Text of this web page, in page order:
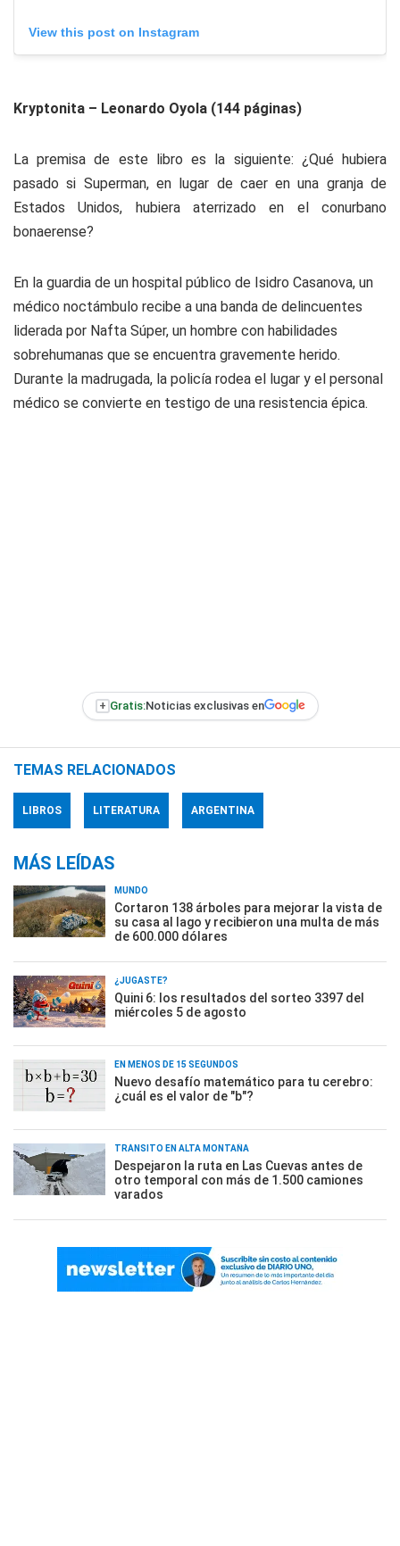
View this post on Instagram
Kryptonita – Leonardo Oyola (144 páginas)
La premisa de este libro es la siguiente: ¿Qué hubiera
pasado si Superman, en lugar de caer en una granja de
Estados Unidos, hubiera aterrizado en el conurbano
bonaerense?
En la guardia de un hospital público de Isidro Casanova, un
médico noctámbulo recibe a una banda de delincuentes
liderada por Nafta Súper, un hombre con habilidades
sobrehumanas que se encuentra gravemente herido.
Durante la madrugada, la policía rodea el lugar y el personal
médico se convierte en testigo de una resistencia épica.
+ Gratis:Noticias exclusivas en
TEMAS RELACIONADOS
LIBROS LITERATURA ARGENTINA
MÁS LEÍDAS
MUNDO
Cortaron 138 árboles para mejorar la vista de
su casa al lago y recibieron una multa de más
de 600.000 dólares
¿JUGASTE?
Quini 6: los resultados del sorteo 3397 del
miércoles 5 de agosto
EN MENOS DE 15 SEGUNDOS
Nuevo desafío matemático para tu cerebro:
¿cuál es el valor de "b"?
TRÁNSITO EN ALTA MONTAÑA
Despejaron la ruta en Las Cuevas antes de
otro temporal con más de 1.500 camiones
varados